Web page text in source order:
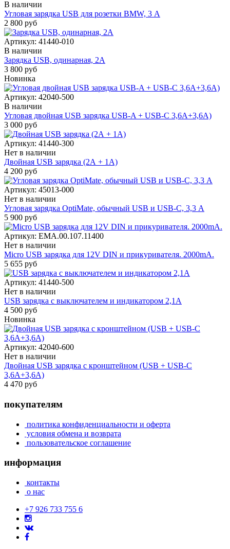
В наличии
Угловая зарядка USB для розетки BMW, 3 А
2 800 руб
Артикул: 41440-010
В наличии
Зарядка USB, одинарная, 2А
3 800 руб
Новинка
Артикул: 42040-500
В наличии
Угловая двойная USB зарядка USB-A + USB-C 3,6A+3,6A)
3 000 руб
Артикул: 41440-300
Нет в наличии
Двойная USB зарядка (2А + 1A)
4 200 руб
Артикул: 45013-000
Нет в наличии
Угловая зарядка OptiMate, обычный USB и USB-С, 3,3 A
5 900 руб
Артикул: EMA.00.107.11400
Нет в наличии
Micro USB зарядка для 12V DIN и прикуривателя. 2000mA.
5 655 руб
Артикул: 41440-500
Нет в наличии
USB зарядка с выключателем и индикатором 2,1А
4 500 руб
Новинка
Артикул: 42040-600
Нет в наличии
Двойная USB зарядка с кронштейном (USB + USB-C
3,6A+3,6A)
4 470 руб
покупателям
политика конфиденциальности и оферта
условия обмена и возврата
пользовательское соглашение
информация
контакты
о нас
+7 926 733 755 6